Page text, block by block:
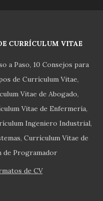
CURRÍCULUM VITAE
a Paso 10 Consejos para
de Currículum Vitae
Vitae de Abogado
Vitae de Enfermería
Ingeniero Industrial
Currículum Vitae de
de Programador
de CV